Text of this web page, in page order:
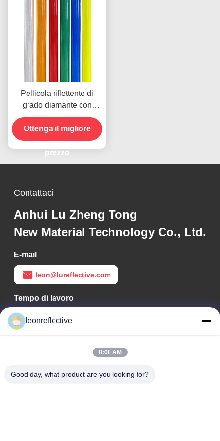
Pellicola riflettente di
grado diamante con
tecnologia
microprismatica per 10
anni di durata
Ottenga il migliore
prezzo
Contattaci
Anhui Lu Zheng Tong
New Material Technology Co., Ltd.
E-mail
leon@lureflective.com
Tempo di lavoro
9:00-18:00
Il nostro indirizzo
zona ad alta tecnologia, Hefei, Anhui, Cina
leonreflective
8:08 AM
Good day, what product are you looking for?